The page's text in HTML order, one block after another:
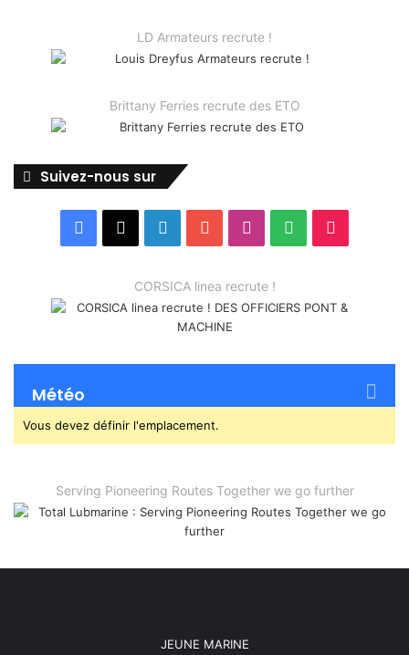
LD Armateurs recrute !
Brittany Ferries recrute des ETO
Suivez-nous sur
Facebook LinkedinYouTubeInstagram
Spotify
CORSICA linea recrute !
Météo
Vous devez définir l'emplacement.
Serving Pioneering Routes Together we go further
JEUNE MARINE